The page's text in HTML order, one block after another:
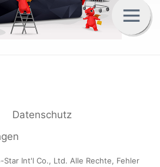
C
B
A
Int'l Co., Ltd. Alle Rechte, Fehler
Datenschutz